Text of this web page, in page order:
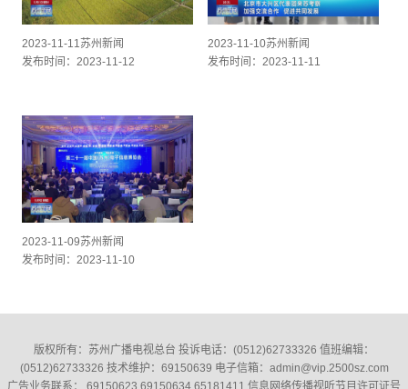
2023-11-11苏州新闻
发布时间：2023-11-12
2023-11-10苏州新闻
发布时间：2023-11-11
2023-11-09苏州新闻
发布时间：2023-11-10
版权所有：苏州广播电视总台 投诉电话：(0512)62733326‬ 值班编辑：
(0512)62733326‬ 技术维护：69150639 电子信箱：admin@vip.2500sz.com
广告业务联系： 69150623 69150634 65181411 信息网络传播视听节目许可证号